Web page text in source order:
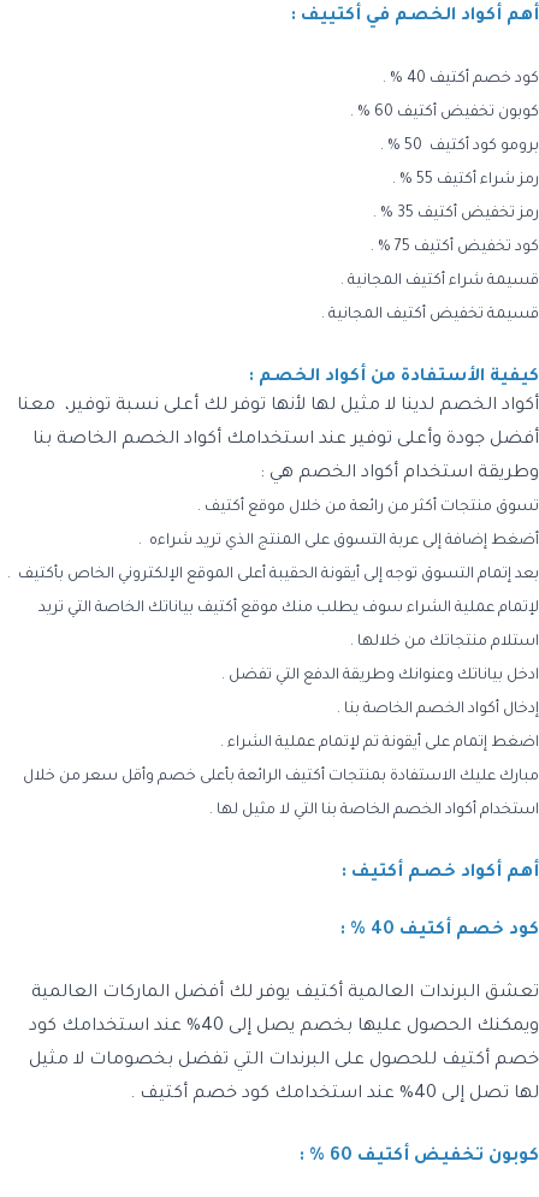
أهم أكواد الخصم في أكتييف :
كود خصم أكتيف 40 % .
كوبون تخفيض أكتيف 60 % .
برومو كود أكتيف 50 % .
رمز شراء أكتيف 55 % .
رمز تخفيض أكتيف 35 % .
كود تخفيض أكتيف 75 % .
قسيمة شراء أكتيف المجانية .
قسيمة تخفيض أكتيف المجانية .
كيفية الأستفادة من أكواد الخصم :
أكواد الخصم لدينا لا مثيل لها لأنها توفر لك أعلى نسبة توفير، معنا
أفضل جودة وأعلى توفير عند استخدامك أكواد الخصم الخاصة بنا
وطريقة استخدام أكواد الخصم هي :
تسوق منتجات أكثر من رائعة من خلال موقع أكتيف .
أضغط إضافة إلى عربة التسوق على المنتج الذي تريد شراءه .
بعد إتمام التسوق توجه إلى أيقونة الحقيبة أعلى الموقع الإلكتروني الخاص بأكتيف .
لإتمام عملية الشراء سوف يطلب منك موقع أكتيف بياناتك الخاصة التي تريد
استلام منتجاتك من خلالها .
ادخل بياناتك وعنوانك وطريقة الدفع التي تفضل .
إدخال أكواد الخصم الخاصة بنا .
اضغط إتمام على أيقونة تم لإتمام عملية الشراء .
مبارك عليك الاستفادة بمنتجات أكتيف الرائعة بأعلى خصم وأقل سعر من خلال
استخدام أكواد الخصم الخاصة بنا التي لا مثيل لها .
أهم أكواد خصم أكتيف :
كود خصم أكتيف 40 % :
تعشق البرندات العالمية أكتيف يوفر لك أفضل الماركات العالمية
ويمكنك الحصول عليها بخصم يصل إلى 40% عند استخدامك كود
خصم أكتيف للحصول على البرندات التي تفضل بخصومات لا مثيل
لها تصل إلى 40% عند استخدامك كود خصم أكتيف .
كوبون تخفيض أكتيف 60 % :